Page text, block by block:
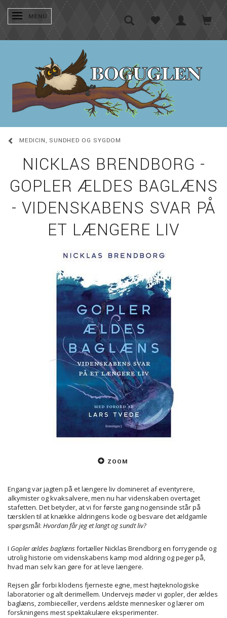
SKIFTE NAVIGATION
MENU
MEDICIN, SUNDHED OG SYGDOM
NICKLAS BRENDBORG -
GOPLER ÆLDES BAGLÆNS
- VIDENSKABENS SVAR PÅ
ET LÆNGERE LIV
ZOOM
Engang var jagten på et længere liv domineret af eventyrere,
alkymister og kvaksalvere, men nu har videnskaben overtaget
stafetten. Det betyder, at vi for første gang nogensinde står på
tærsklen til at knække aldringens kode og besvare det ældgamle
spørgsmål: Hvordan får jeg et langt og sundt liv?
I Gopler ældes baglænsfortæller Nicklas Brendborg en forrygende og
utrolig historie om videnskabens kamp mod aldring og peger på,
hvad man selv kan gøre for at leve længere.
Rejsen går forbi klodens fjerneste egne, mest højteknologiske
laboratorier og alt derimellem. Undervejs møder vi gopler, der ældes
baglæns, zombieceller, verdens ældste mennesker og lærer om
forskningens mest spektakulære eksperimenter.